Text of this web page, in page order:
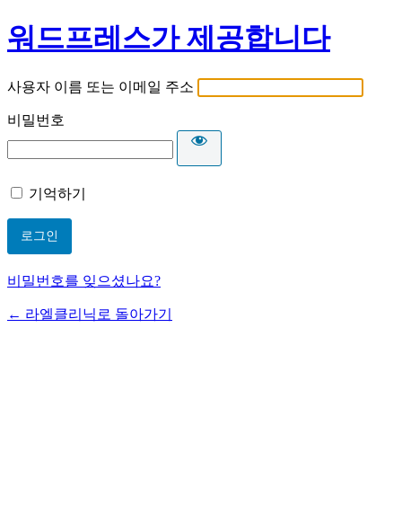
워드프레스가 제공합니다
사용자 이름 또는 이메일 주소
비밀번호
기억하기
비밀번호를 잊으셨나요?
← 라엘클리닉로 돌아가기